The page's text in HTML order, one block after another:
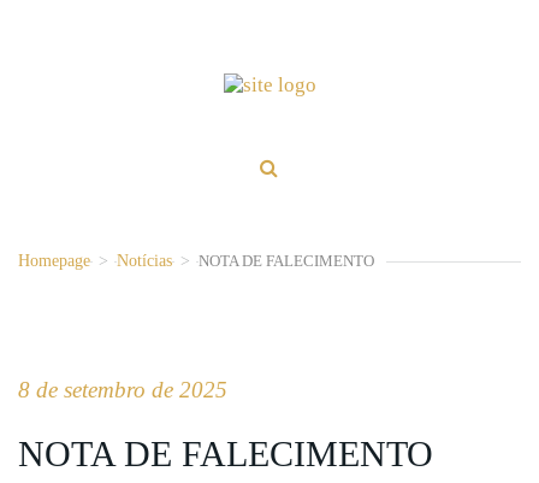
Homepage > Notícias > NOTA DE FALECIMENTO
8 de setembro de 2025
NOTA DE FALECIMENTO